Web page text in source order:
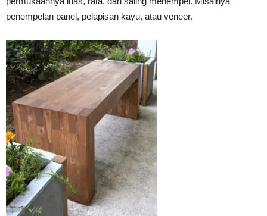
penempelan panel, pelapisan kayu, atau veneer.